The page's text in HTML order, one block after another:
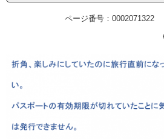
ページ番号：0002071322